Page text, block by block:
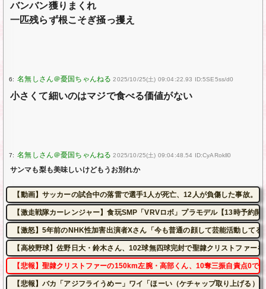
バンバン獲りまくれ
一匹残らず根こそぎ掻っ攫え
6: 2025/10/25(土) 09:04:22.93 ID:5SE5ss/d0
小さくて細いのはマジで食べる価値がない
7: 2025/10/25(土) 09:04:48.54 ID:CyARokll0
サンマも梨も美味しいけどもうお別れか
【動画】サッカーの試合中の落雷で選手1人が死亡、12人が負傷した事故。
【激走戦隊カーレンジャー】食玩SMP「VRVロボ」プラモデル【13時予約開
【激怒】5年前のNHK性加害出演者Xさん「今も普通の顔して芸能活動して
【高校野球】佐野日大・鈴木さん、102球無四球完封で聖隷クリストファー
【悲報】聖隷クリストファーの150km左腕・高部くん、10奪三振自責点0で
【悲報】バカ「アジフライうめー」ワイ「ほーい（ケチャップ取り上げる）